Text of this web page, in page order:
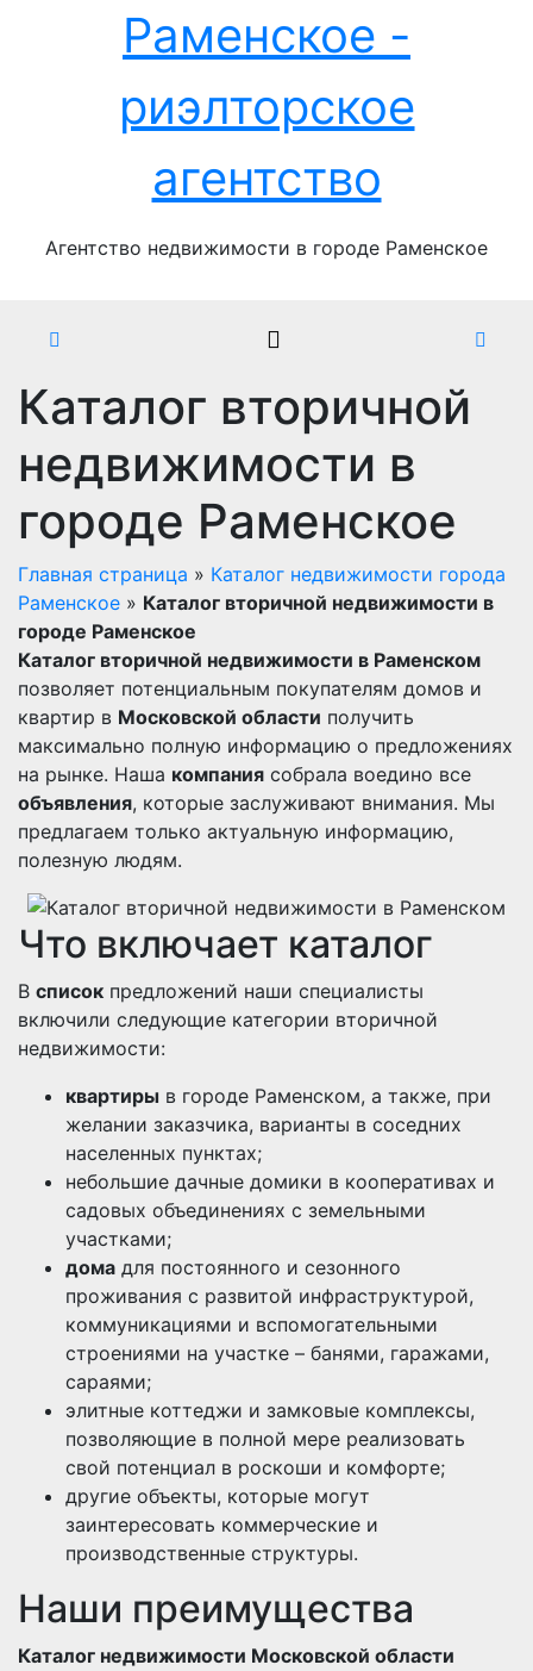
Раменское -
риэлторское
агентство
Агентство недвижимости в городе Раменское
Каталог вторичной
недвижимости в
городе Раменское
Главная страница » Каталог недвижимости города
Раменское » Каталог вторичной недвижимости в
городе Раменское
Каталог вторичной недвижимости в Раменском
позволяет потенциальным покупателям домов и
квартир в Московской области получить
максимально полную информацию о предложениях
на рынке. Наша компания собрала воедино все
объявления, которые заслуживают внимания. Мы
предлагаем только актуальную информацию,
полезную людям.
Что включает каталог
В список предложений наши специалисты
включили следующие категории вторичной
недвижимости:
квартиры в городе Раменском, а также, при
желании заказчика, варианты в соседних
населенных пунктах;
небольшие дачные домики в кооперативах и
садовых объединениях с земельными
участками;
дома для постоянного и сезонного
проживания с развитой инфраструктурой,
коммуникациями и вспомогательными
строениями на участке – банями, гаражами,
сараями;
элитные коттеджи и замковые комплексы,
позволяющие в полной мере реализовать
свой потенциал в роскоши и комфорте;
другие объекты, которые могут
заинтересовать коммерческие и
производственные структуры.
Наши преимущества
Каталог недвижимости Московской области